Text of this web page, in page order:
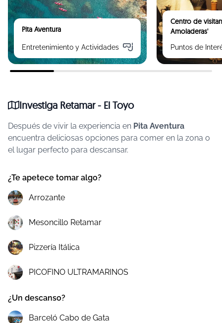
Pita Aventura
Entretenimiento y Actividades
Centro de
Amoladeras'
Puntos de
Investiga Retamar - El Toyo
Después de vivir la experiencia en Pita Aventura
encuentra deliciosas opciones para comer en la zona o
el lugar perfecto para descansar.
¿Te apetece tomar algo?
Arrozante
Mesoncillo Retamar
Pizzería Itálica
PICOFINO ULTRAMARINOS
¿Un descanso?
Barceló Cabo de Gata